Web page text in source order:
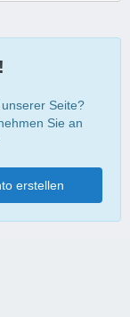
Seite?
Sie an
erstellen